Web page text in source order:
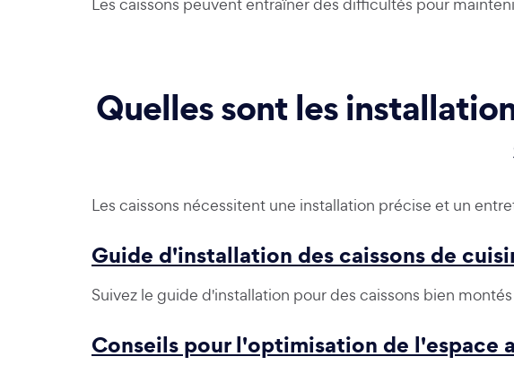
Les caissons peuvent entraîner des difficultés pour
Quelles sont les
Les caissons nécessitent une installation précise et un
Guide d'installation des caissons de
Suivez le guide d'installation pour des caissons bien
Conseils pour l'optimisation de l'espace